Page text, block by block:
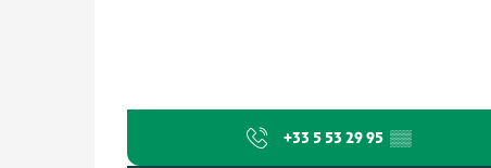
+33 5 53 29 95 ▒▒